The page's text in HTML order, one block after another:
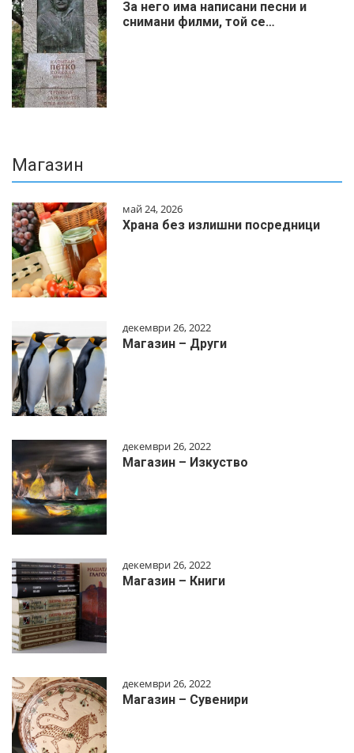
За него има написани песни и
снимани филми, той се…
Магазин
май 24, 2026
Храна без излишни посредници
декември 26, 2022
Магазин – Други
декември 26, 2022
Магазин – Изкуство
декември 26, 2022
Магазин – Книги
декември 26, 2022
Магазин – Сувенири